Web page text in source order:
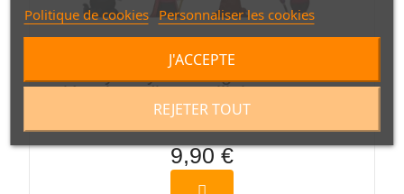
mystery box - figurine mini
aléatoire - disney villains - mystery
minis
9,90 €
Politique de cookies Personnaliser les cookies
REJETER TOUT
J'ACCEPTE